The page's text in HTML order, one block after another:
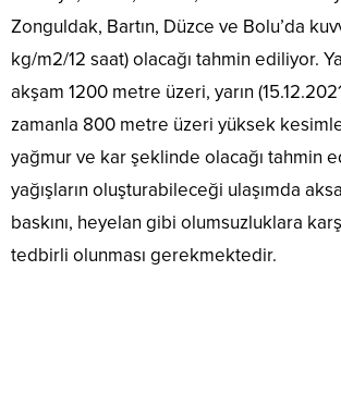
Zonguldak, Bartın, Düzce ve Bolu’da
kg/m2/12 saat) olacağı tahmin ediliyor.
akşam 1200 metre üzeri, yarın
zamanla 800 metre üzeri yüksek
yağmur ve kar şeklinde olacağı tahmin
yağışların oluşturabileceği ulaşımda
baskını, heyelan gibi olumsuzluklara
tedbirli olunması gerekmektedir.